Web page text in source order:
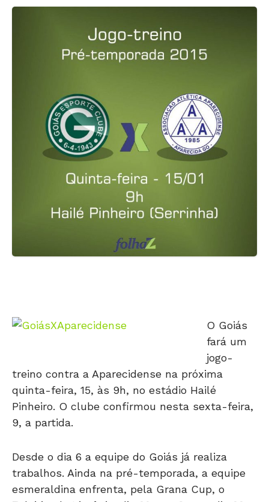
fará um
jogo-
treino contra a Aparecidense na próxima
quinta-feira, 15, às 9h, no estádio Hailé
Pinheiro. O clube confirmou nesta sexta-feira,
9, a partida.
trabalhos. Ainda na pré-temporada, a equipe
esmeraldina enfrenta, pela Grana Cup, o
Zalgiris, da Lituânia, dia 20, e o Gama, dia 22.